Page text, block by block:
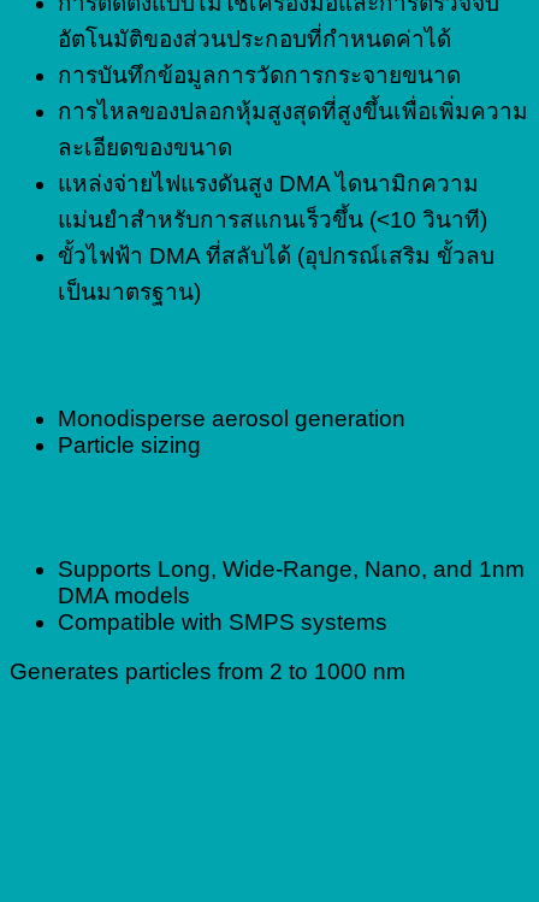
อัตโนมัติของส่วนประกอบที่กำหนดค่าได้
การบันทึกข้อมูลการวัดการกระจายขนาด
การไหลของปลอกหุ้มสูงสุดที่สูงขึ้นเพื่อเพิ่มความ
ละเอียดของขนาด
แหล่งจ่ายไฟแรงดันสูง DMA ไดนามิกความ
แม่นยำสำหรับการสแกนเร็วขึ้น (<10 วินาที)
ขั้วไฟฟ้า DMA ที่สลับได้ (อุปกรณ์เสริม ขั้วลบ
เป็นมาตรฐาน)
Monodisperse aerosol generation
Particle sizing
Supports Long, Wide-Range, Nano, and 1nm
DMA models
Compatible with SMPS systems
Generates particles from 2 to 1000 nm